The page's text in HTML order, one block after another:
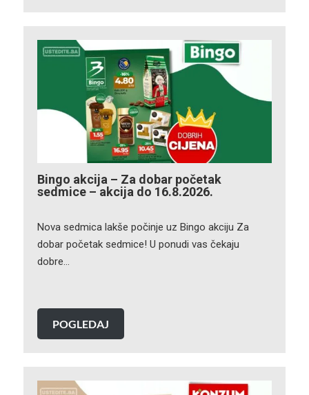
Bingo akcija – Za dobar početak
sedmice – akcija do 16.8.2026.
Nova sedmica lakše počinje uz Bingo akciju Za
dobar početak sedmice! U ponudi vas čekaju
dobre…
POGLEDAJ